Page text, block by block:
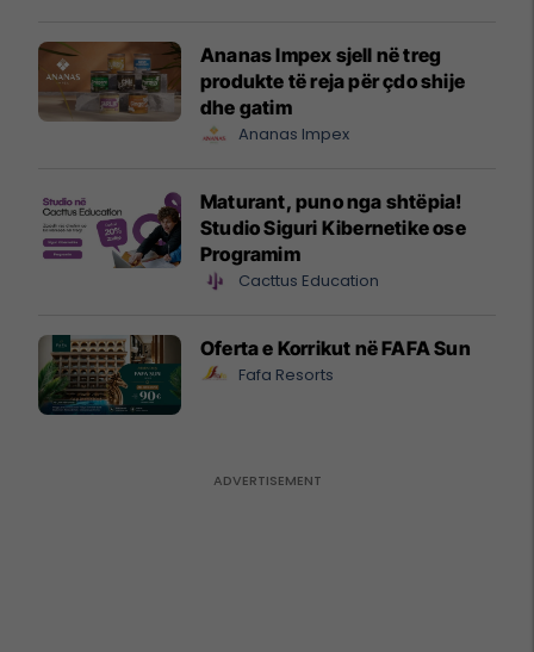
Ananas Impex sjell në treg
produkte të reja për çdo shije
dhe gatim
Ananas Impex
Maturant, puno nga shtëpia!
Studio Siguri Kibernetike ose
Programim
Cacttus Education
Oferta e Korrikut në FAFA Sun
Fafa Resorts